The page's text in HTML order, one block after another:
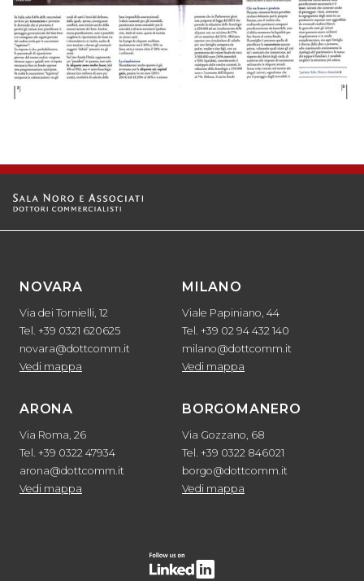
NOVARA
Via dei Tornielli, 12
Tel. +39 0321 620625
novara@dottcomm.it
Vedi mappa
MILANO
Viale Papiniano, 44
Tel. +39 02 94 432 140
milano@dottcomm.it
Vedi mappa
ARONA
Via Roma, 26
Tel. +39 0322 47934
arona@dottcomm.it
Vedi mappa
BORGOMANERO
Via Gozzano, 68
Tel. +39 0322 846021
borgo@dottcomm.it
Vedi mappa